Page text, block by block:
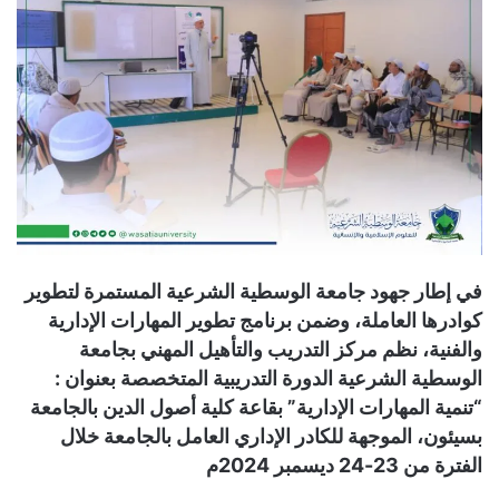
في إطار جهود جامعة الوسطية الشرعية المستمرة لتطوير
كوادرها العاملة، وضمن برنامج تطوير المهارات الإدارية
والفنية، نظم مركز التدريب والتأهيل المهني بجامعة
الوسطية الشرعية الدورة التدريبية المتخصصة بعنوان :
“تنمية المهارات الإدارية” بقاعة كلية أصول الدين بالجامعة
بسيئون، الموجهة للكادر الإداري العامل بالجامعة خلال
الفترة من 23-24 ديسمبر 2024م